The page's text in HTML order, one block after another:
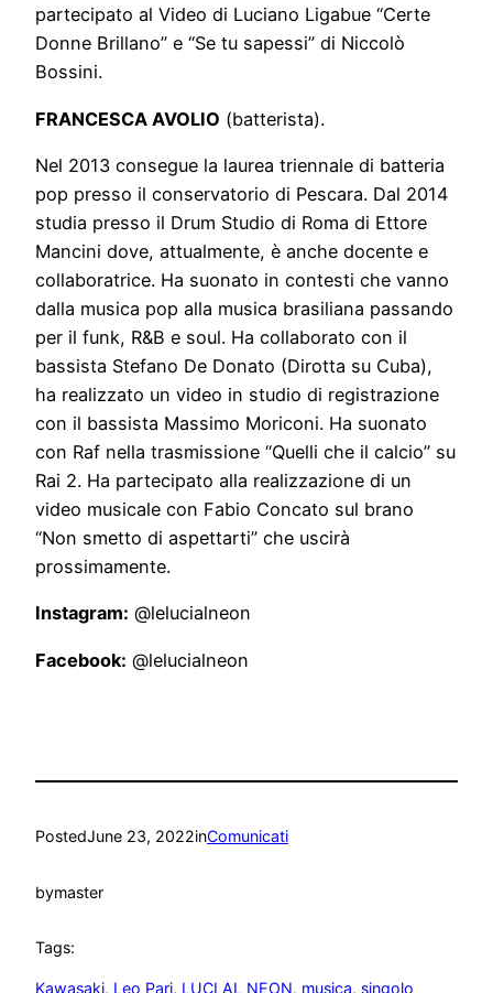
partecipato al Video di Luciano Ligabue “Certe
Donne Brillano” e “Se tu sapessi” di Niccolò
Bossini.
FRANCESCA AVOLIO (batterista).
Nel 2013 consegue la laurea triennale di batteria
pop presso il conservatorio di Pescara. Dal 2014
studia presso il Drum Studio di Roma di Ettore
Mancini dove, attualmente, è anche docente e
collaboratrice. Ha suonato in contesti che vanno
dalla musica pop alla musica brasiliana passando
per il funk, R&B e soul. Ha collaborato con il
bassista Stefano De Donato (Dirotta su Cuba),
ha realizzato un video in studio di registrazione
con il bassista Massimo Moriconi. Ha suonato
con Raf nella trasmissione “Quelli che il calcio” su
Rai 2. Ha partecipato alla realizzazione di un
video musicale con Fabio Concato sul brano
“Non smetto di aspettarti” che uscirà
prossimamente.
Instagram: @lelucialneon
Facebook: @lelucialneon
PostedJune 23, 2022inComunicati
bymaster
Tags:
Kawasaki, Leo Pari, LUCI AL NEON, musica, singolo